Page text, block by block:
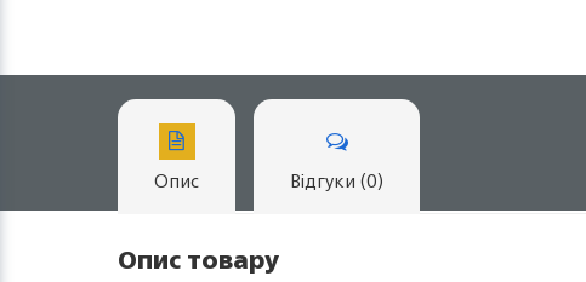
Опис Відгуки (0)
Опис товару